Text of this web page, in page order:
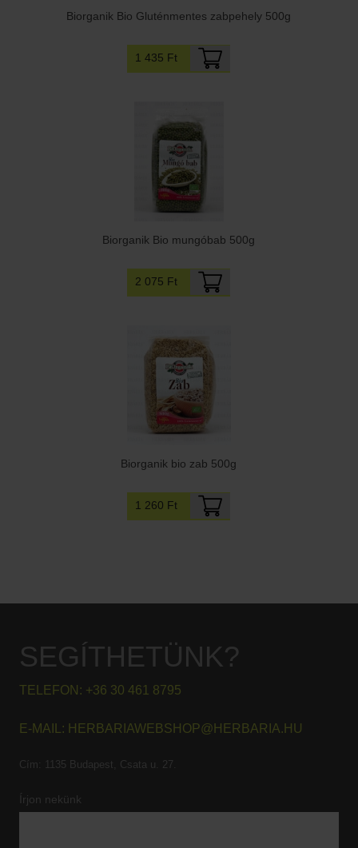
Biorganik Bio Gluténmentes zabpehely 500g
1 435 Ft
Biorganik Bio mungóbab 500g
2 075 Ft
Biorganik bio zab 500g
1 260 Ft
SEGÍTHETÜNK?
TELEFON: +36 30 461 8795
E-MAIL: HERBARIAWEBSHOP@HERBARIA.HU
Cím: 1135 Budapest, Csata u. 27.
Írjon nekünk